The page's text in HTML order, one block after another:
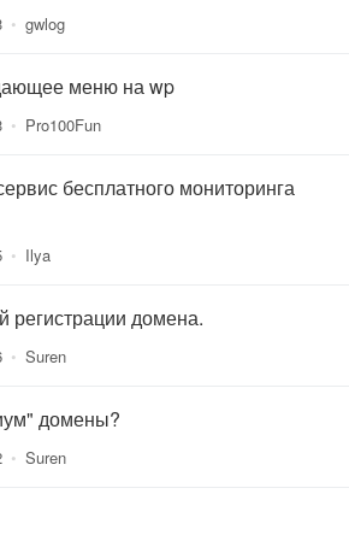
• gwlog
меню на wp
• Pro100Fun
бесплатного мониторинга
• Ilya
регистрации домена.
• Suren
домены?
• Suren